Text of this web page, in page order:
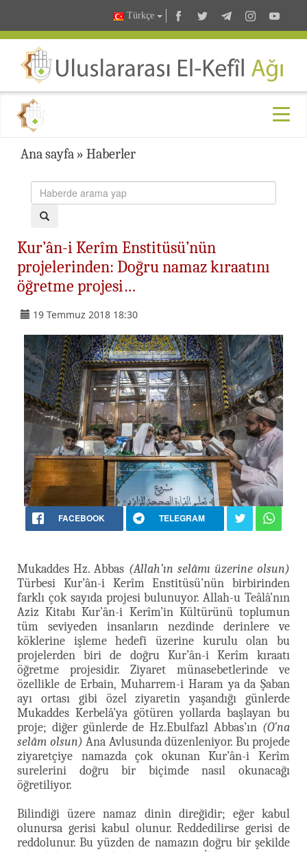
Türkçe
Ana sayfa » Haberler
Kur’ân-i Kerîm Enstitüsü’nün
projelerinden: Doğru namaz kıraatını
öğretme projesi…
19 Temmuz 2018 18:30
FACEBOOK TELEGRAM
Mukaddes Hz. Abbas (Allah’ın selâmı üzerine olsun)
Türbesi Kur’ân-i Kerîm Enstitüsü’nün birbirinden
farklı çok sayıda projesi bulunuyor. Allah-u Teâlâ’nın
Aziz Kitabı Kur’ân-i Kerîm’in Kültürünü toplumun
tüm seviyeden insanların nezdinde derinlere ve
köklerine işleme hedefi üzerine kurulu olan bu
projelerden biri de doğru Kur’ân-i Kerîm kıraatı
öğretme projesidir. Ziyaret münasebetlerinde ve
özellikle de Erbain, Muharrem-i Haram ya da Şaban
ayı ortası gibi özel ziyaretin yaşandığı günlerde
Mukaddes Kerbelâ’ya götüren yollarda başlayan bu
proje; diğer günlerde de Hz.Ebulfazl Abbas’ın (O’na
selâm olsun) Ana Avlusunda düzenleniyor. Bu projede
ziyaretçiye namazda çok okunan Kur’ân-i Kerîm
surelerini doğru bir biçimde nasıl okunacağı
öğretiliyor.
Bilindiği üzere namaz dinin direğidir; eğer kabul
olunursa gerisi kabul olunur. Reddedilirse gerisi de
reddolunur. Bu yüzden de namazın doğru bir şekilde